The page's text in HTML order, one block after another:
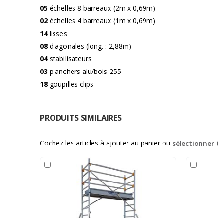
05 échelles 8 barreaux (2m x 0,69m)
02 échelles 4 barreaux (1m x 0,69m)
14lisses
08diagonales (long. : 2,88m)
04stabilisateurs
03 planchers alu/bois 255
18 goupilles clips
PRODUITS SIMILAIRES
Cochez les articles à ajouter au panier ou sélectionner